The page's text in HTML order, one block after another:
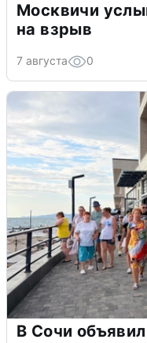
Москвичи
на взрыв
7 августа 0
В Сочи